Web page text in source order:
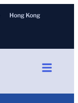
Hong Kong